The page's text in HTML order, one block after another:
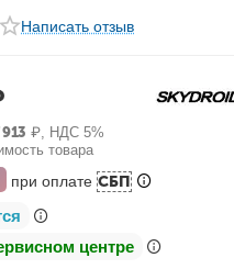
Написать отзыв
₽, НДС 5%
товара
при оплатеСБП
центре